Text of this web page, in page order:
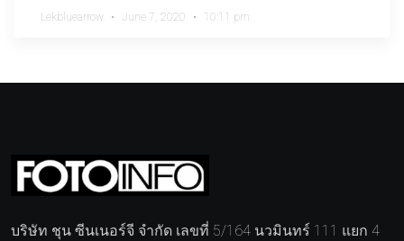
Lekbluearrow June 7, 2020 10:11 pm
บริษัท ชุน ซีนเนอร์จี จำกัด เลขที่ 5/164 นวมินทร์ 111 แยก 4